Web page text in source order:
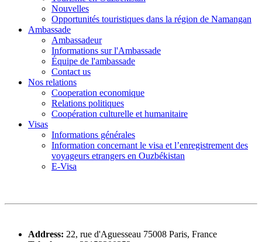
Nouvelles
Opportunités touristiques dans la région de Namangan
Ambassade
Ambassadeur
Informations sur l'Ambassade
Équipe de l'ambassade
Contact us
Nos relations
Cooperation economique
Relations politiques
Coopération culturelle et humanitaire
Visas
Informations générales
Information concernant le visa et l’enregistrement des
voyageurs etrangers en Ouzbékistan
E-Visa
Address: 22, rue d'Aguesseau 75008 Paris, France